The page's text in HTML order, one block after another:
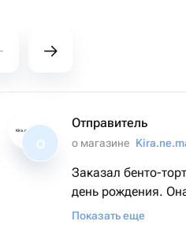
Kira.ne.mac
О
Отправитель
о магазине
Заказал бенто-
день рождения.
красивый и очень
Показать еще